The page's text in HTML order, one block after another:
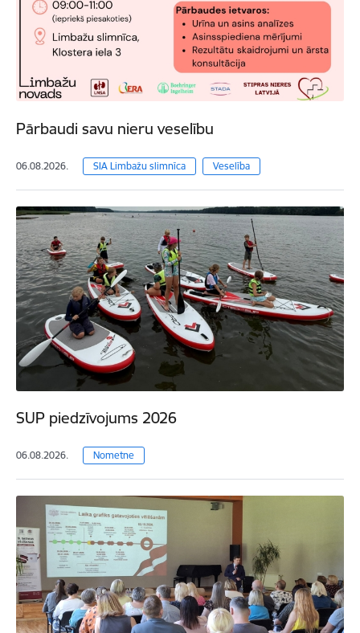
Pārbaudi savu nieru veselību
06.08.2026. SIA Limbažu slimnīca Veselība
SUP piedzīvojums 2026
06.08.2026. Nometne